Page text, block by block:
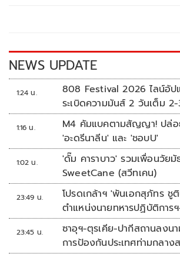
k k
NEWS UPDATE
1:24 น.
808 Festival 2026 ไลน์อั
ระเบิดความมันส์ 2 วันเต็ม
1:16 น.
M4 คัมแบคตามสัญญา! ปล่อ
'อะดรีนาลีน' และ 'ชอบU'
1:02 น.
'ดั๊ม คาราบาว' รวมเพื่อนวัย
SweetCane (สวีทเคน)
23:49 น.
โปรดเกล้าฯ 'พันเอกสุภัทร ชู
ตำแหน่งนายทหารปฏิบัติการ
'พลตรี'
23:45 น.
ซาอุฯ-ตุรเคีย-ปากีสถานลงน
การป้องกันประเทศท่ามกลาง